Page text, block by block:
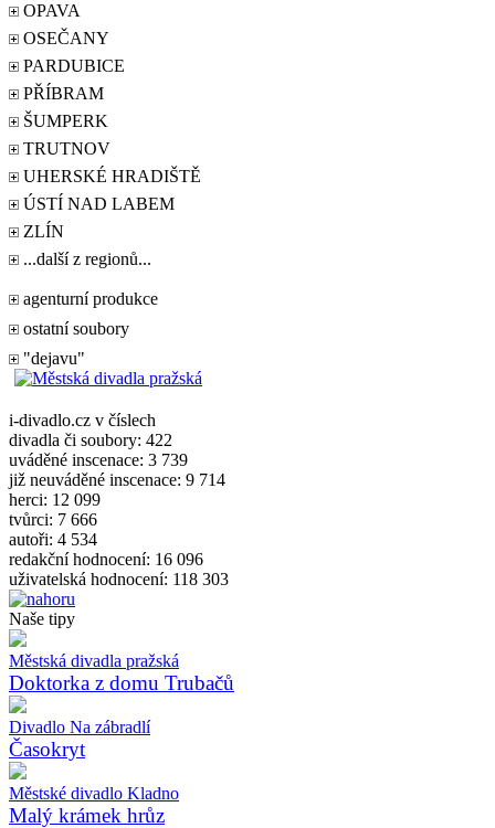
OPAVA
OSEČANY
PARDUBICE
PŘÍBRAM
ŠUMPERK
TRUTNOV
UHERSKÉ HRADIŠTĚ
ÚSTÍ NAD LABEM
ZLÍN
...další z regionů...
agenturní produkce
ostatní soubory
"dejavu"
i-divadlo.cz v číslech
divadla či soubory: 422
uváděné inscenace: 3 739
již neuváděné inscenace: 9 714
herci: 12 099
tvůrci: 7 666
autoři: 4 534
redakční hodnocení: 16 096
uživatelská hodnocení: 118 303
Naše tipy
Městská divadla pražská
Doktorka z domu Trubačů
Divadlo Na zábradlí
Časokryt
Městské divadlo Kladno
Malý krámek hrůz